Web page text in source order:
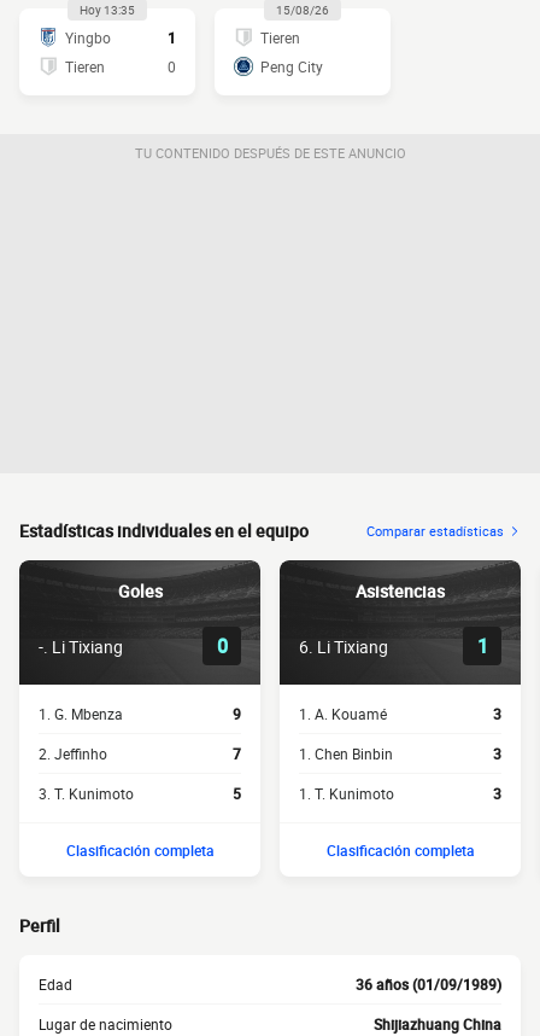
Hoy 13:35
Yingbo
1
Tieren
0
15/08/26
Tieren
Peng City
TU CONTENIDO DESPUÉS DE ESTE ANUNCIO
Estadísticas individuales en el equipo Comparar estadísticas
Goles
-. Li Tixiang 0
1. G. Mbenza 9
2. Jeffinho 7
3. T. Kunimoto 5
Clasificación completa
Asistencias
6. Li Tixiang 1
1. A. Kouamé 3
1. Chen Binbin 3
1. T. Kunimoto 3
Clasificación completa
Perfil
Edad 36 años (01/09/1989)
Lugar de nacimiento Shijiazhuang China